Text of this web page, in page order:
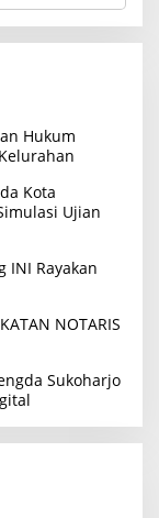
Hukum
Kota
Ujian
INI Rayakan
NOTARIS
Sukoharjo